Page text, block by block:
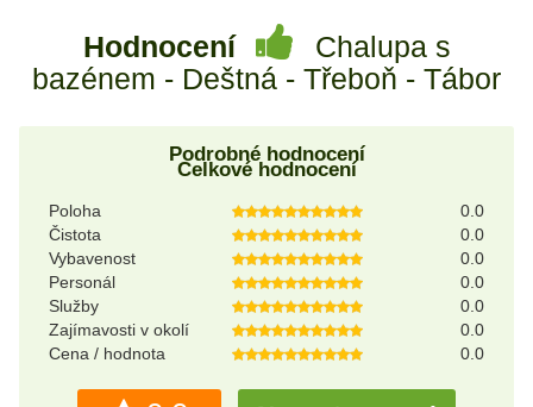
Hodnocení
Chalupa s
bazénem - Deštná - Třeboň - Tábor
Podrobné hodnocení
Celkové hodnocení
Poloha
0.0
Čistota
0.0
Vybavenost
0.0
Personál
0.0
Služby
0.0
Zajímavosti v okolí
0.0
Cena / hodnota
0.0